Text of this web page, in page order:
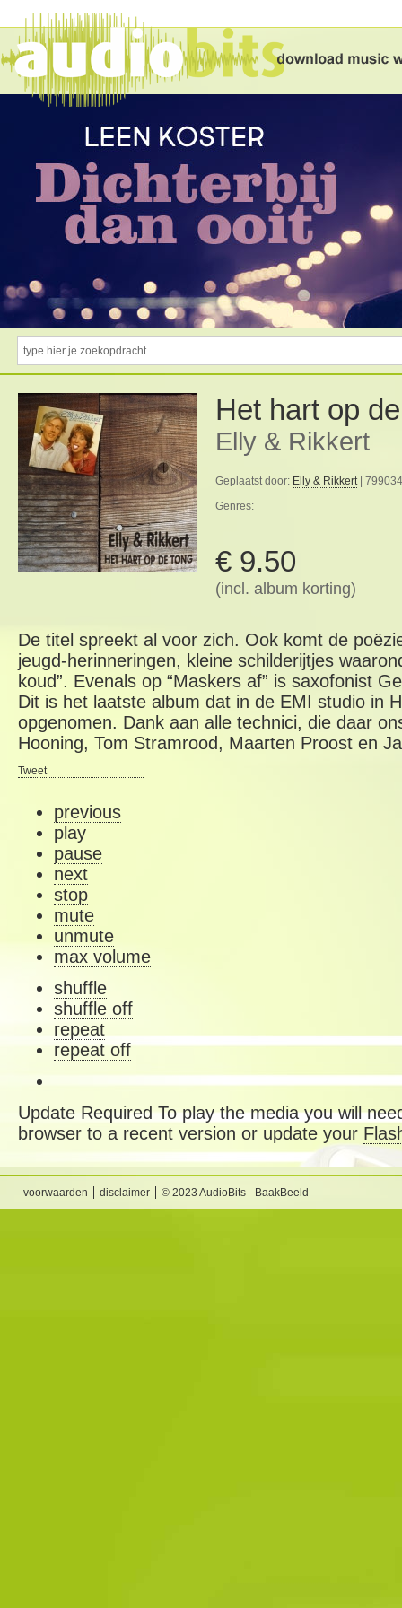
Het hart op
Elly & Rikkert
Geplaatst door: Elly & Rikkert|
Genres:
€ 9.50
(incl. album korting)
De titel spreekt al voor zich. Ook komt de
jeugd-herinneringen, kleine schilderijtjes
koud”. Evenals op “Maskers af” is saxofonist
Dit is het laatste album dat in de EMI studio in
opgenomen. Dank aan alle technici, die daar
Hooning, Tom Stramrood, Maarten Proost en
Tweet
previous
play
pause
next
stop
mute
unmute
max volume
shuffle
shuffle off
repeat
repeat off
Update RequiredTo play the media you will
browser to a recent version or update your
voorwaarden disclaimer © 2023 AudioBits - BaakBeeld